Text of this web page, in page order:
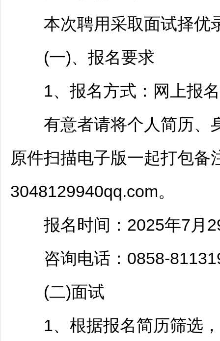
本次聘用采取面试择优
(一)、报名要求
1、报名方式：网上报名
有意者请将个人简历、
原件扫描电子版一起打包备
3048129940qq.com。
报名时间：2025年7月
咨询电话：0858-
(二)面试
1、根据报名简历筛选，